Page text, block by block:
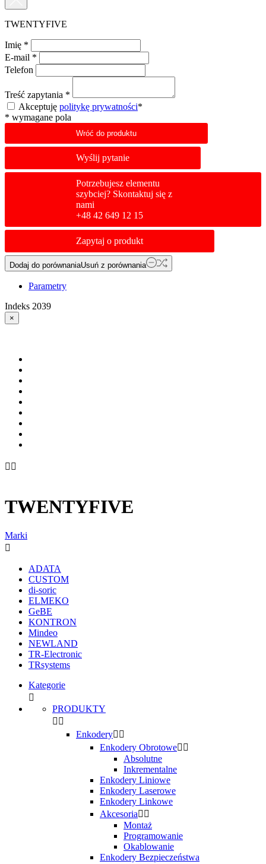
TWENTYFIVE
Imię *
E-mail *
Telefon
Treść zapytania *
Akceptuję politykę prywatności*
* wymagane pola
Wróć do produktu
Wyślij pytanie
Potrzebujesz elementu
szybciej? Skontaktuj się z
nami
+48 42 649 12 15
Zapytaj o produkt
Dodaj do porównaniaUsuń z porównania
Parametry
Indeks 2039
×
 
TWENTYFIVE
Marki

ADATA
CUSTOM
di-soric
ELMEKO
GeBE
KONTRON
Mindeo
NEWLAND
TR-Electronic
TRsystems
Kategorie

PRODUKTY
 
Enkodery 
Enkodery Obrotowe 
Absolutne
Inkrementalne
Enkodery Liniowe
Enkodery Laserowe
Enkodery Linkowe
Akcesoria 
Montaż
Programowanie
Okablowanie
Enkodery Bezpieczeństwa